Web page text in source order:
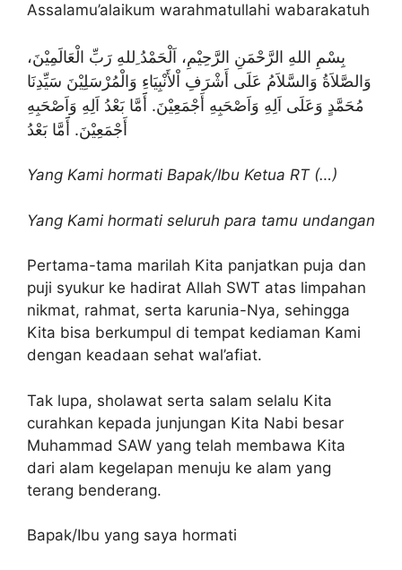
Assalamu’alaikum warahmatullahi wabarakatuh
بِسْمِ اللهِ الرَّحْمَنِ الرَّحِيْمِ، اَلْحَمْدُ ِللهِ رَبِّ الْعَالَمِيْنَ،
وَالصَّلاَةُ وَالسَّلاَمُ عَلَى أَشْرَفِ اْلأَنْبِيَاءِ وَالْمُرْسَلِيْنَ سَيِّدِنَا
مُحَمَّدٍ وَعَلَى اَلِهِ وَاَصْحَبِهِ أَجْمَعِيْنَ. أََمَّا بَعْدُ اَلِهِ وَاَصْحَبِهِ
أَجْمَعِيْنَ. أََمَّا بَعْدُ
Yang Kami hormati Bapak/Ibu Ketua RT (…)
Yang Kami hormati seluruh para tamu undangan
Pertama-tama marilah Kita panjatkan puja dan
puji syukur ke hadirat Allah SWT atas limpahan
nikmat, rahmat, serta karunia-Nya, sehingga
Kita bisa berkumpul di tempat kediaman Kami
dengan keadaan sehat wal’afiat.
Tak lupa, sholawat serta salam selalu Kita
curahkan kepada junjungan Kita Nabi besar
Muhammad SAW yang telah membawa Kita
dari alam kegelapan menuju ke alam yang
terang benderang.
Bapak/Ibu yang saya hormati